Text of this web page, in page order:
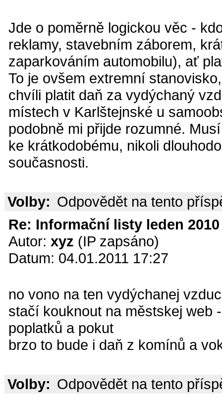
Jde o poměrně logickou věc -
reklamy, stavebním záborem,
zaparkováním automobilu), ať
To je ovšem extremní
chvíli platit daň za vydýchaný
místech v Karlštejnské u
podobně mi přijde rozumné.
ke krátkodobému, nikoli
současnosti.
Volby: Odpovědět na tento
Re: Informační listy leden
Autor: xyz (IP zapsáno)
Datum: 04.01.2011 17:27
no vono na ten vydýchanej
stačí kouknout na městskej web
poplatků a pokut
brzo to bude i daň z komínů a
Volby: Odpovědět na tento